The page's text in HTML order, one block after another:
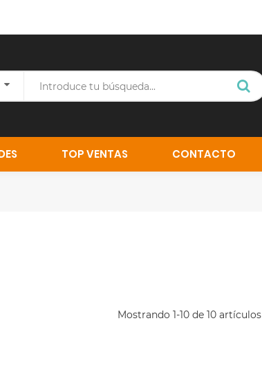
TOP VENTAS CONTACTO
Mostrando 1-10 de 10 artículos